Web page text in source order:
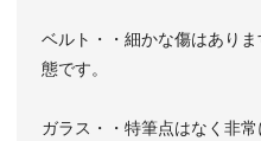
ベルト・・細かな傷はあり
態です。
ガラス・・特筆点はなく非常